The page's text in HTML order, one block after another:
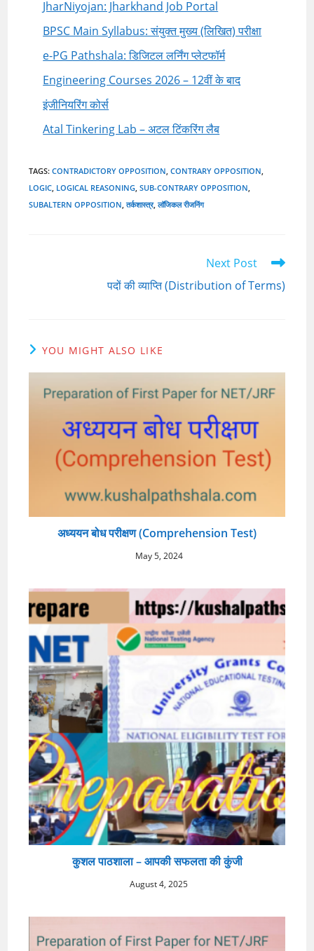
JharNiyojan: Jharkhand Job Portal
BPSC Main Syllabus: संयुक्त मुख्य (लिखित) परीक्षा
e-PG Pathshala: डिजिटल लर्निंग प्लेटफॉर्म
Engineering Courses 2026 – 12वीं के बाद
इंजीनियरिंग कोर्स
Atal Tinkering Lab – अटल टिंकरिंग लैब
TAGS:CONTRADICTORY OPPOSITION, CONTRARY OPPOSITION,
LOGIC, LOGICAL REASONING, SUB-CONTRARY OPPOSITION,
SUBALTERN OPPOSITION, तर्कशास्त्र, लॉजिकल रीजनिंग
Next Post
पदों की व्याप्ति (Distribution of Terms)
YOU MIGHT ALSO LIKE
अध्ययन बोध परीक्षण (Comprehension Test)
May 5, 2024
कुशल पाठशाला – आपकी सफलता की कुंजी
August 4, 2025